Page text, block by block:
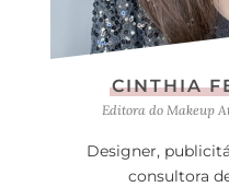
CINTHIA
Editora do Makeup
Designer,
consultora